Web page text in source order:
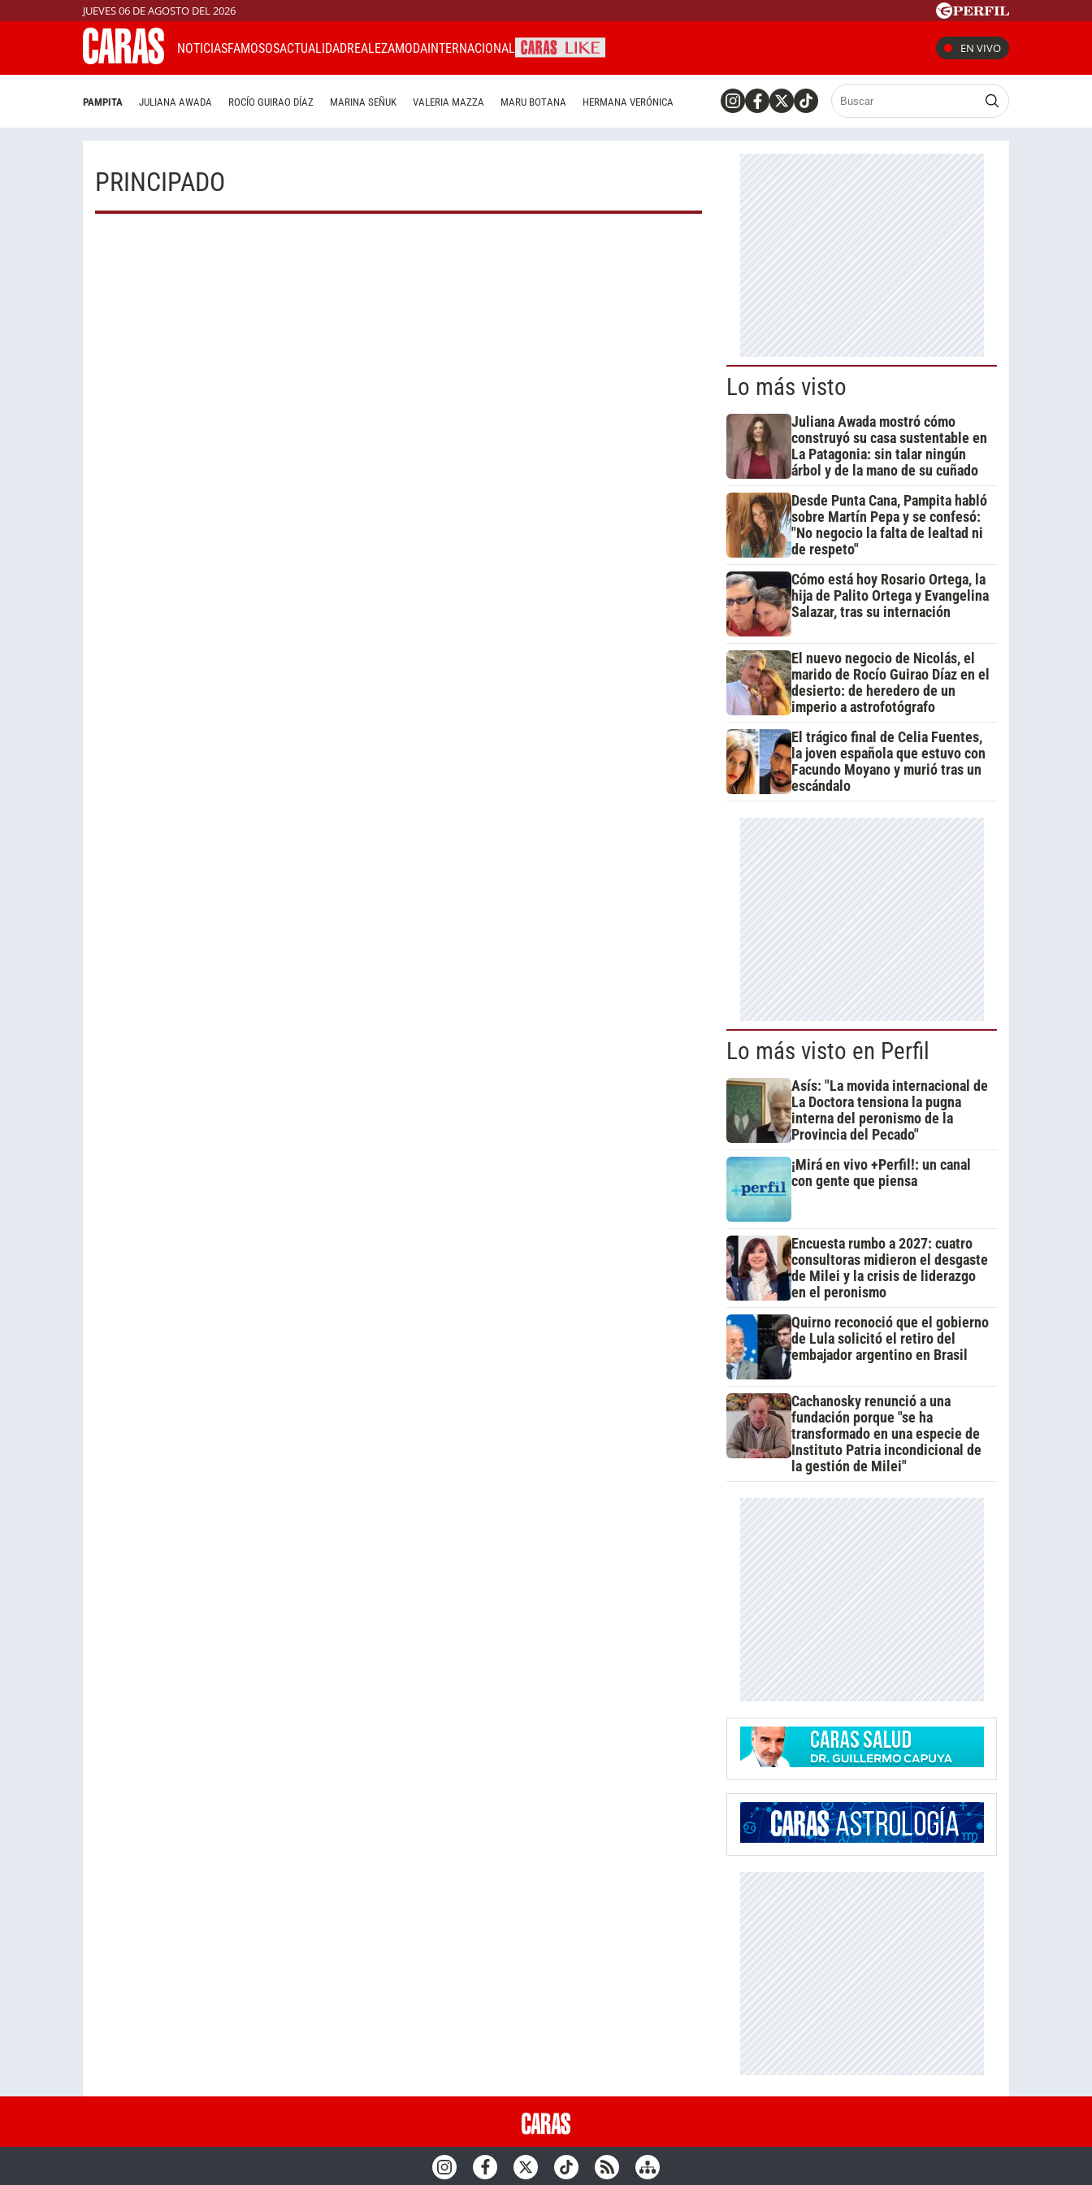
JUEVES 06 DE AGOSTO DEL 2026
NOTICIASFAMOSOSACTUALIDADREALEZAMODAINTERNACIONAL EN VIVO
PAMPITA JULIANA AWADA ROCÍO GUIRAO DÍAZ MARINA SEÑUK VALERIA MAZZA MARU BOTANA HERMANA VERÓNICA
PRINCIPADO
Lo más visto
Juliana Awada mostró cómo
construyó su casa sustentable en
La Patagonia: sin talar ningún
árbol y de la mano de su cuñado
Desde Punta Cana, Pampita habló
sobre Martín Pepa y se confesó:
"No negocio la falta de lealtad ni
de respeto"
Cómo está hoy Rosario Ortega, la
hija de Palito Ortega y Evangelina
Salazar, tras su internación
El nuevo negocio de Nicolás, el
marido de Rocío Guirao Díaz en el
desierto: de heredero de un
imperio a astrofotógrafo
El trágico final de Celia Fuentes,
la joven española que estuvo con
Facundo Moyano y murió tras un
escándalo
Lo más visto en Perfil
Asís: "La movida internacional de
La Doctora tensiona la pugna
interna del peronismo de la
Provincia del Pecado"
¡Mirá en vivo +Perfil!: un canal
con gente que piensa
Encuesta rumbo a 2027: cuatro
consultoras midieron el desgaste
de Milei y la crisis de liderazgo
en el peronismo
Quirno reconoció que el gobierno
de Lula solicitó el retiro del
embajador argentino en Brasil
Cachanosky renunció a una
fundación porque "se ha
transformado en una especie de
Instituto Patria incondicional de
la gestión de Milei"